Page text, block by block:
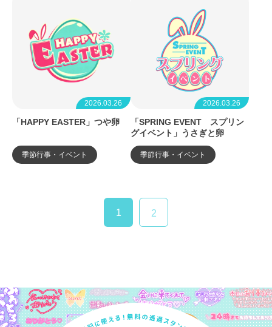
2026.03.26
「HAPPY EASTER」つや卵
季節行事・イベント
2026.03.26
「SPRING EVENT スプリン
グイベント」うさぎと卵
季節行事・イベント
1 2